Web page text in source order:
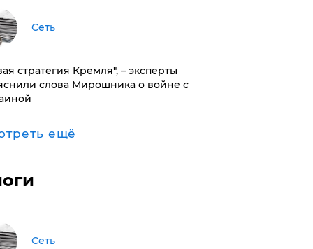
Сеть
стратегия Кремля", – эксперты
слова Мирошника о войне с
ещё
Сеть